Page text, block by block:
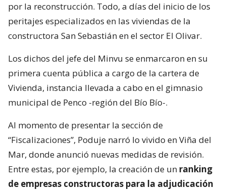
por la reconstrucción. Todo, a días del inicio de los
peritajes especializados en las viviendas de la
constructora San Sebastián en el sector El Olivar.
Los dichos del jefe del Minvu se enmarcaron en su
primera cuenta pública a cargo de la cartera de
Vivienda, instancia llevada a cabo en el gimnasio
municipal de Penco -región del Bío Bío-.
Al momento de presentar la sección de
“Fiscalizaciones”, Poduje narró lo vivido en Viña del
Mar, donde anunció nuevas medidas de revisión.
Entre estas, por ejemplo, la creación de un ranking
de empresas constructoras para la adjudicación